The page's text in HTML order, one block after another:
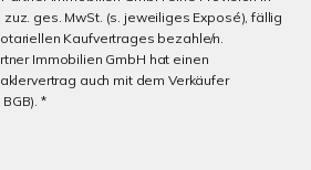
zuz. ges. MwSt. (s. jeweiliges Exposé), fällig
Kaufvertrages bezahle/n.
Immobilien GmbH hat einen
auch mit dem Verkäufer
*